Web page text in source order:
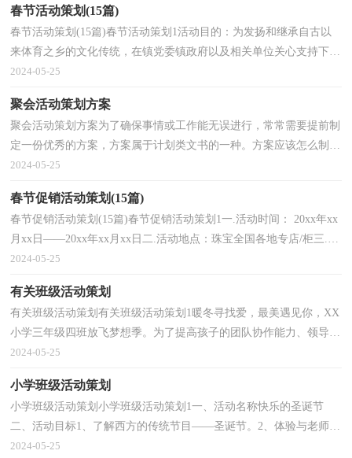
春节活动策划(15篇)
春节活动策划(15篇)春节活动策划1活动目的：为发扬和继承自古以
来体育之乡的文化传统，在镇党委镇政府以及相关单位关心支持下，
在20xx春节到来之际，新春篮球组委会拟开展“迎新春，...
2024-05-25
聚会活动策划方案
聚会活动策划方案为了确保事情或工作能无误进行，常常需要提前制
定一份优秀的方案，方案属于计划类文书的一种。方案应该怎么制定
才好呢？以下是小编整理的聚会活动策划方案，欢迎大...
2024-05-25
春节促销活动策划(15篇)
春节促销活动策划(15篇)春节促销活动策划1一.活动时间： 20xx年xx
月xx日——20xx年xx月xx日二.活动地点：珠宝全国各地专店/柜三.活
动主题：恒久钻石见证美满婚姻四.活动背景及目...
2024-05-25
有关班级活动策划
有关班级活动策划有关班级活动策划1暖冬寻找爱，最美遇见你，XX
小学三年级四班放飞梦想季。为了提高孩子的团队协作能力、领导组
织能力，培养敢于挑战，勇于表现的精神，在这个热情洋...
2024-05-25
小学班级活动策划
小学班级活动策划小学班级活动策划1一、活动名称快乐的圣诞节
二、活动目标1、了解西方的传统节目——圣诞节。2、体验与老师、
父母在一起欢度节日的幸福和快乐。3、培养学生...
2024-05-25